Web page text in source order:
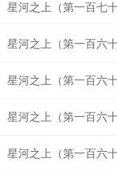
星河之上（第一百七
星河之上（第一百六
星河之上（第一百六
星河之上（第一百六
星河之上（第一百六